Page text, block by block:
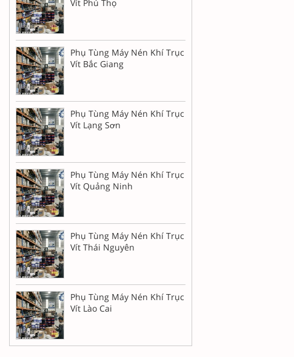
Vít Phú Thọ
Phụ Tùng Máy Nén Khí Trục
Vít Bắc Giang
Phụ Tùng Máy Nén Khí Trục
Vít Lạng Sơn
Phụ Tùng Máy Nén Khí Trục
Vít Quảng Ninh
Phụ Tùng Máy Nén Khí Trục
Vít Thái Nguyên
Phụ Tùng Máy Nén Khí Trục
Vít Lào Cai